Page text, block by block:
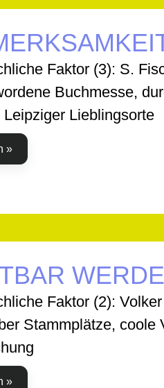
Faktor (3): S.
Buchmesse,
Leipziger Lieblingsorte
»
Faktor (2):
Stammplätze, coole
»